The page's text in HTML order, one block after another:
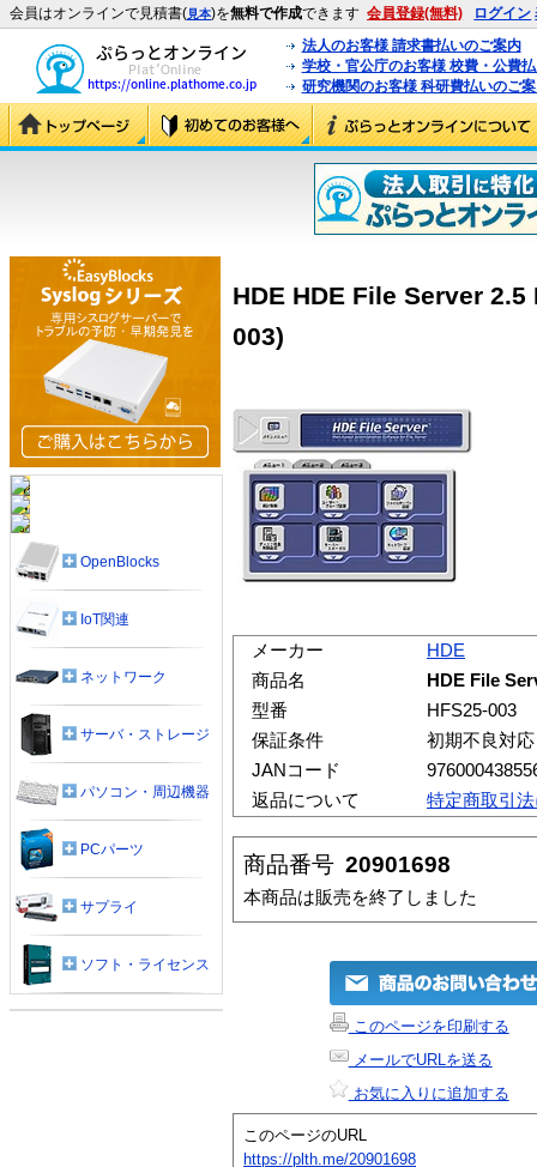
会員はオンラインで見積書(見本)を無料で作成できます 会員登録(無料) ログイン
法人のお客様 請求書払いのご案内
学校・官公庁のお客様 校費・公費
研究機関のお客様 科研費払いのご
HDE HDE File Server
003)
メーカー
HDE
商品名
HDE File
型番
HFS25-003
保証条件
初期不良対
JANコード
返品について
特定商取引
商品番号 20901698
本商品は販売を終了しました
このページを印刷する
メールでURLを送る
お気に入りに追加する
このページのURL
https://plth.me/20901698
OpenBlocks
IoT関連
ネットワーク
サーバ・ストレージ
パソコン・周辺機器
PCパーツ
サプライ
ソフト・ライセンス